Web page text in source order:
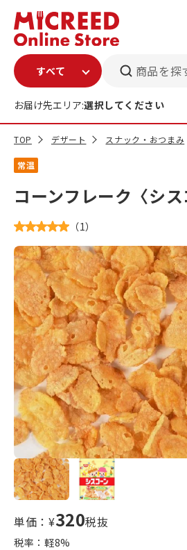
商品を探
お届け先エリア:選択してください
TOP デザート スナック・おつまみ
常温
コーンフレーク〈シ
（1）
単価：¥320税抜
税率：軽8%